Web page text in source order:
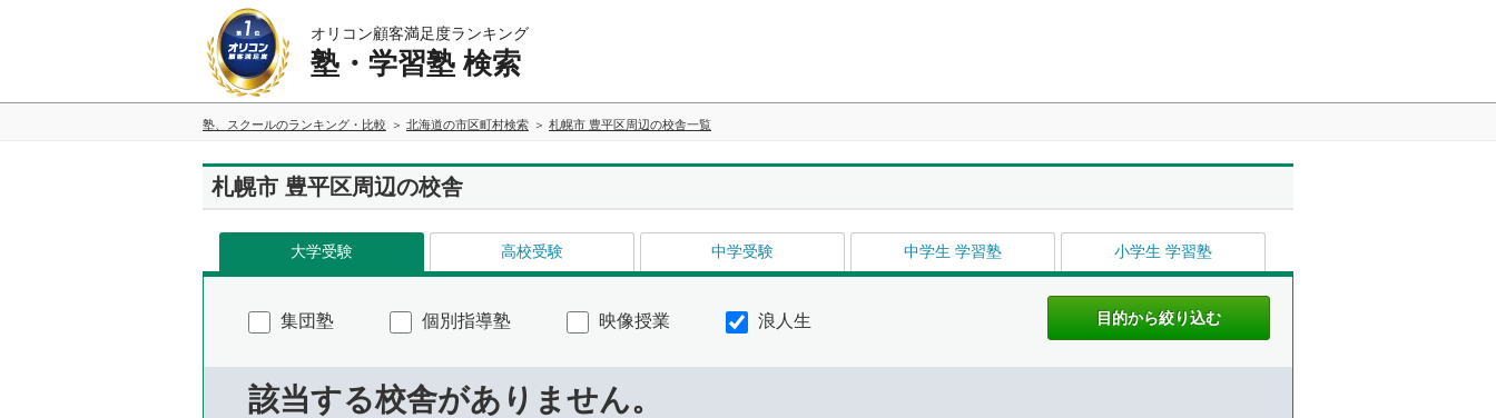
オリコン顧客満足度ランキング
塾・学習塾 検索
塾、スクールのランキング・比較 北海道の市区町村検索 札幌市 豊平区周辺の校舎一覧
札幌市 豊平区周辺の校舎
大学受験 高校受験 中学受験 中学生 学習塾 小学生 学習塾
集団塾 個別指導塾 映像授業 浪人生
該当する校舎がありません。